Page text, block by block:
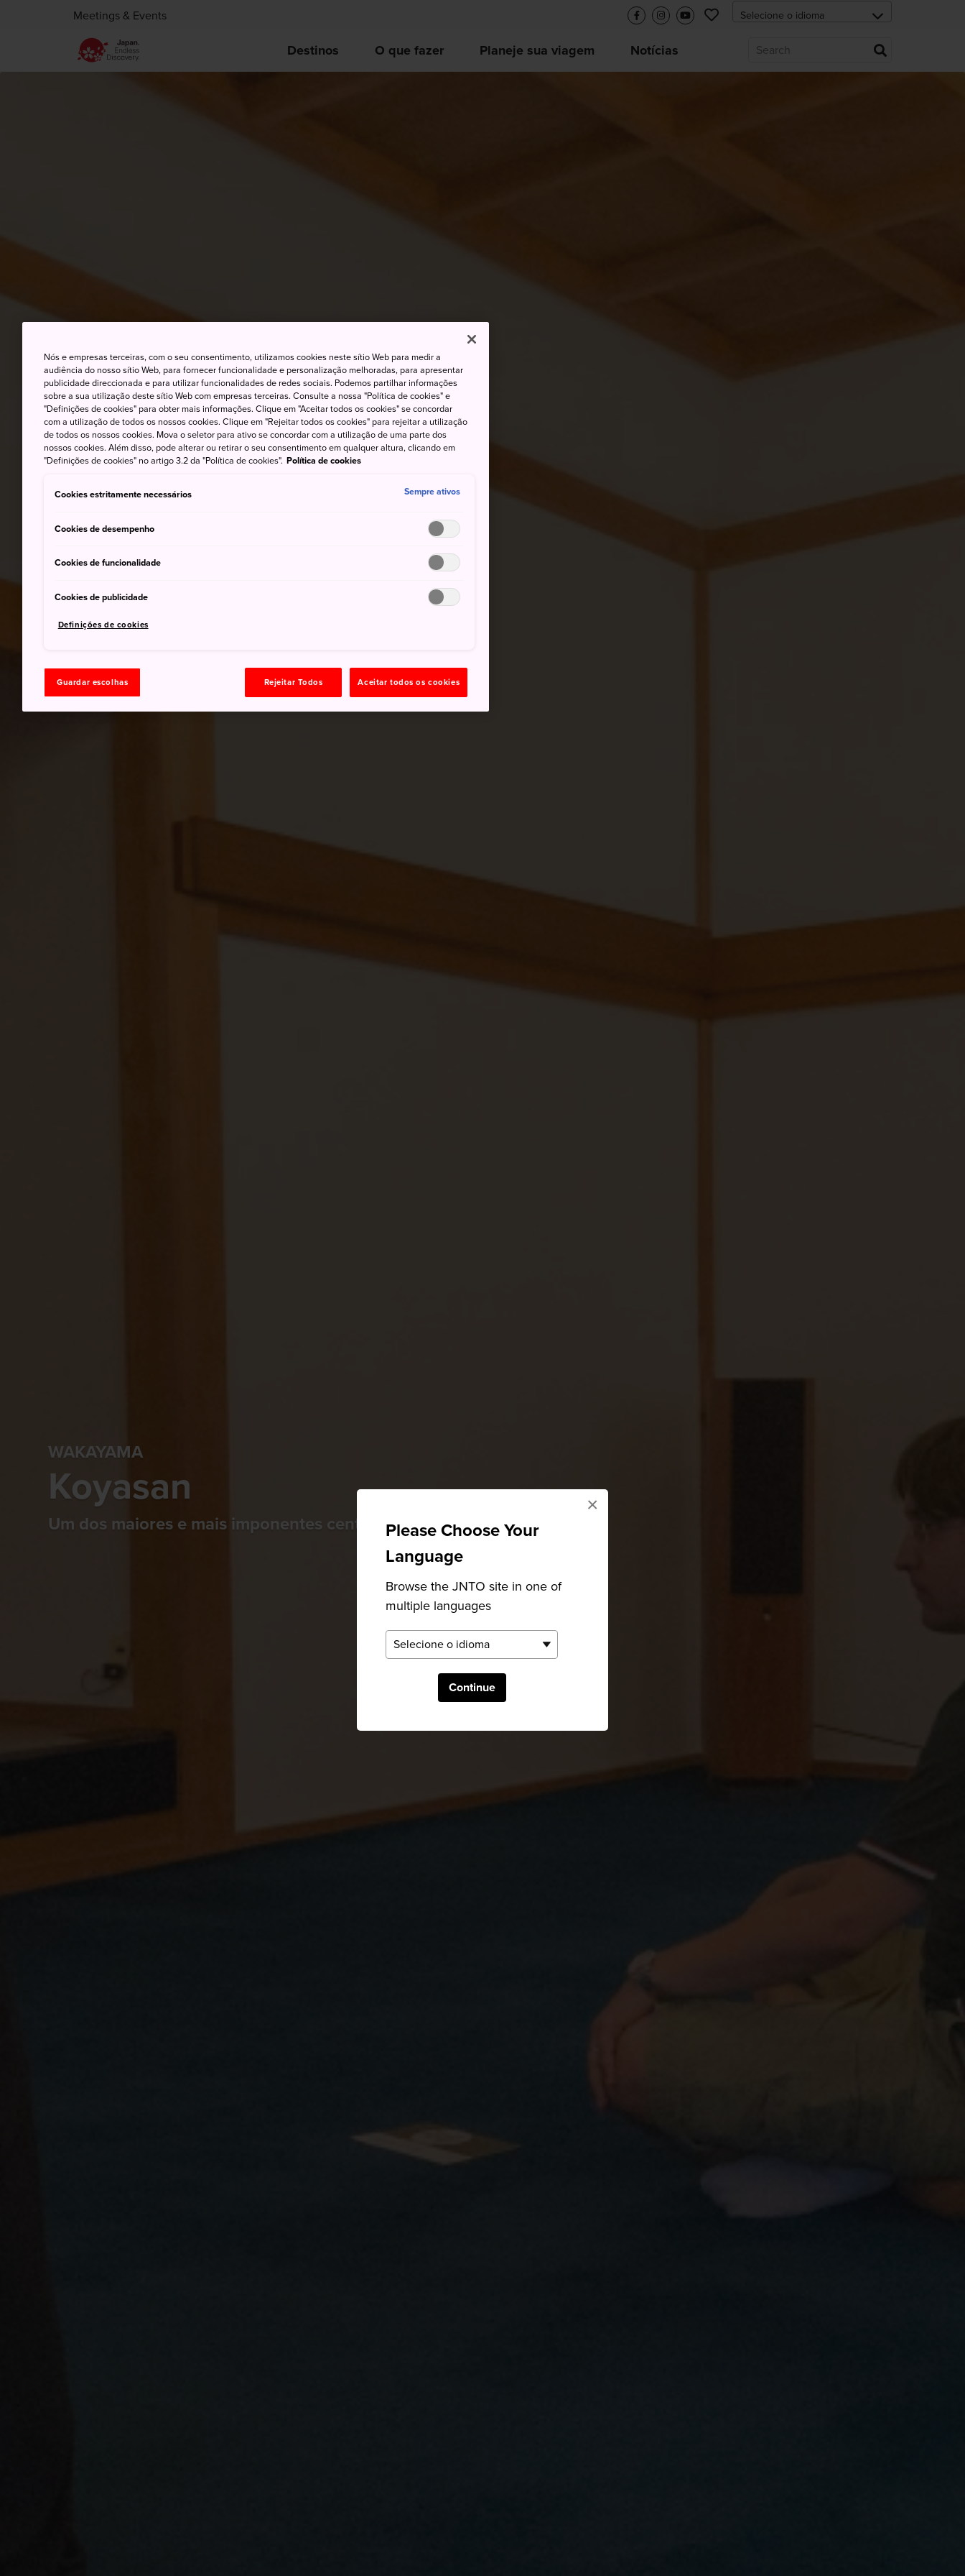
Please Choose Your
Language
Browse the JNTO site in one of
multiple languages
Continue
×
Meetings & Events
Destinos O que fazer Planeje sua viagem Notícias
WAKAYAMA
Koyasan
Um dos maiores e mais imponentes centros budistas do Japão
Nós e empresas terceiras, com o seu consentimento, utilizamos cookies neste sítio Web para medir a
audiência do nosso sítio Web, para fornecer funcionalidade e personalização melhoradas, para apresentar
publicidade direccionada e para utilizar funcionalidades de redes sociais. Podemos partilhar informações
sobre a sua utilização deste sítio Web com empresas terceiras. Consulte a nossa "Política de cookies" e
"Definições de cookies" para obter mais informações. Clique em "Aceitar todos os cookies" se concordar
com a utilização de todos os nossos cookies. Clique em "Rejeitar todos os cookies" para rejeitar a utilização
de todos os nossos cookies. Mova o seletor para ativo se concordar com a utilização de uma parte dos
nossos cookies. Além disso, pode alterar ou retirar o seu consentimento em qualquer altura, clicando em
"Definições de cookies" no artigo 3.2 da "Política de cookies". Política de cookies
Cookies estritamente necessários Sempre ativos
Cookies de desempenho
Cookies de funcionalidade
Cookies de publicidade
Definições de cookies
Guardar escolhas Rejeitar Todos Aceitar todos os cookies